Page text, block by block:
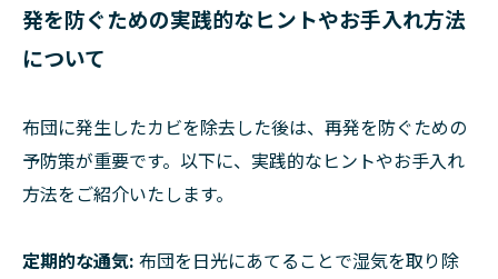
発を防ぐための実践的なヒントやお手入れ方法
について
布団に発生したカビを除去した後は、再発を防ぐための
予防策が重要です。以下に、実践的なヒントやお手入れ
方法をご紹介いたします。
定期的な通気: 布団を日光にあてることで湿気を取り除